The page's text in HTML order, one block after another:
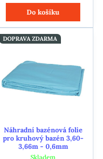
Do košíku
DOPRAVA ZDARMA
Náhradní bazénová folie
pro kruhový bazén 3,60-
3,66m - 0,6mm
Skladem